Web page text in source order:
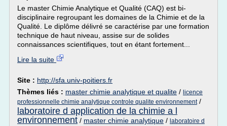
Le master Chimie Analytique et Qualité (CAQ) est bi-
disciplinaire regroupant les domaines de la Chimie et de la
Qualité. Le diplôme délivré se caractérise par une formation
technique de haut niveau, assise sur de solides
connaissances scientifiques, tout en étant fortement...
Lire la suite
Site : http://sfa.univ-poitiers.fr
Thèmes liés : master chimie analytique et qualite / licence
professionnelle chimie analytique controle qualite environnement/
laboratoire d application de la chimie a l
environnement / master chimie analytique / laboratoire d